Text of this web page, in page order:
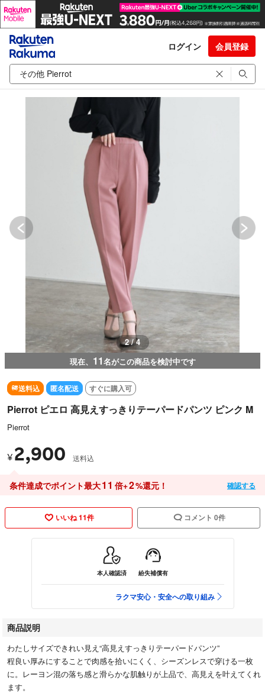
ログイン 会員登録
3 / 4
現在、 11名がこの商品を検討中です
送料込 匿名配送 すぐに購入可
Pierrot ピエロ 高見えすっきりテーパードパンツ ピンク M
Pierrot
¥ 2,900 送料込
条件達成でポイント最大11 倍+2%還元！ 確認する
いいね 11件 コメント 0件
本人確認済 紛失補償有
ラクマ安心・安全への取り組み
商品説明
わたしサイズできれい見え“高見えすっきりテーパードパンツ”
程良い厚みにすることで肉感を拾いにくく、シーズンレスで穿ける一枚
に。レーヨン混の落ち感と滑らかな肌触りが上品で、高見えを叶えてくれ
ます。